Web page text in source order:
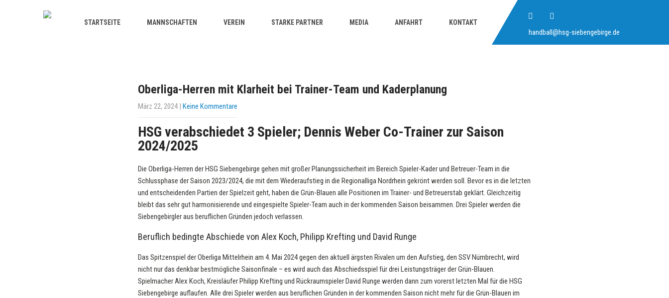
handball@hsg-siebengebirge.de
STARTSEITE MANNSCHAFTEN VEREIN STARKE PARTNER MEDIA ANFAHRT KONTAKT
Oberliga-Herren mit Klarheit bei Trainer-Team und Kaderplanung
März 22, 2024| Keine Kommentare
HSG verabschiedet 3 Spieler; Dennis Weber Co-Trainer zur Saison
2024/2025
Die Oberliga-Herren der HSG Siebengebirge gehen mit großer Planungssicherheit im Bereich Spieler-Kader und Betreuer-Team in die
Schlussphase der Saison 2023/2024, die mit dem Wiederaufstieg in die Regionalliga Nordrhein gekrönt werden soll. Bevor es in die letzten
und entscheidenden Partien der Spielzeit geht, haben die Grün-Blauen alle Positionen im Trainer- und Betreuerstab geklärt. Gleichzeitig
bleibt das sehr gut harmonisierende und eingespielte Spieler-Team auch in der kommenden Saison beisammen. Drei Spieler werden die
Siebengebirgler aus beruflichen Gründen jedoch verlassen.
Beruflich bedingte Abschiede von Alex Koch, Philipp Krefting und David Runge
Das Spitzenspiel der Oberliga Mittelrhein am 4. Mai 2024 gegen den aktuell ärgsten Rivalen um den Aufstieg, den SSV Nümbrecht, wird
nicht nur das denkbar bestmögliche Saisonfinale – es wird auch das Abschiedsspiel für drei Leistungsträger der Grün-Blauen.
Spielmacher Alex Koch, Kreisläufer Philipp Krefting und Rückraumspieler David Runge werden dann zum vorerst letzten Mal für die HSG
Siebengebirge auflaufen. Alle drei Spieler werden aus beruflichen Gründen in der kommenden Saison nicht mehr für die Grün-Blauen im